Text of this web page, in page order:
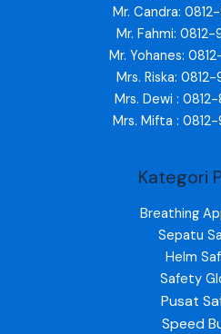
Mr. Candra:
Mr. Fahmi:
Mr. Yohanes:
Mrs. Riska:
Mrs. Dewi :
Mrs. Mifta :
Kategori
Breathing
Sepatu
Helm
Safety
Pusat
Speed